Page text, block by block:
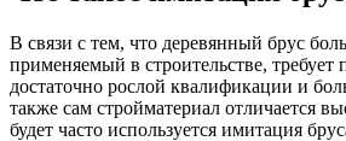
В связи с тем, что деревянный брус
применяемый в строительстве, требует
достаточно рослой квалификации и
также сам стройматериал отличается
будет часто используется имитация